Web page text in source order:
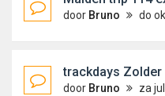
door Bruno do okt 23, 2014
trackdays Zolder
door Bruno za jul 26,